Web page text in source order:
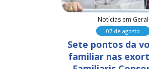
Notícias em Geral
07 de agosto
Sete pontos da
familiar nas